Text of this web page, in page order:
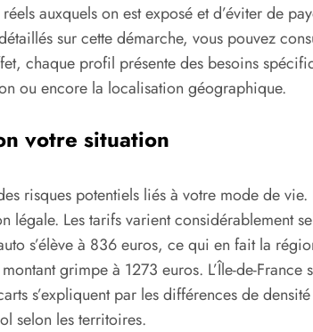
auxquels on est exposé et d’éviter de
sur cette démarche, vous pouvez
chaque profil présente des besoins
ou encore la localisation géographique.
votre situation
risques potentiels liés à votre mode de vie.
légale. Les tarifs varient considérablement
s’élève à 836 euros, ce qui en fait la
grimpe à 1273 euros. L’Île-de-France
s’expliquent par les différences de
selon les territoires.